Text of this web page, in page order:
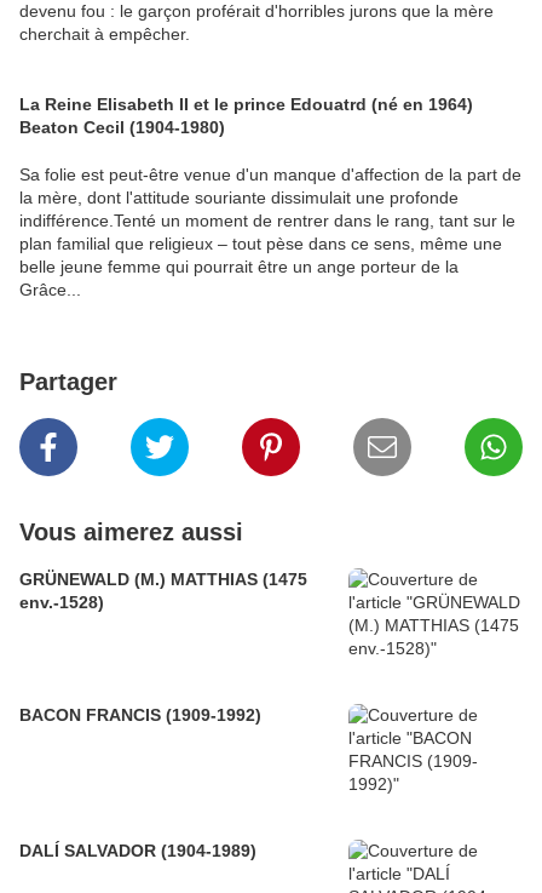
devenu fou : le garçon proférait d'horribles jurons que la mère
cherchait à empêcher.
La Reine Elisabeth II et le prince Edouatrd (né en 1964)
Beaton Cecil (1904-1980)
Sa folie est peut-être venue d'un manque d'affection de la part de
la mère, dont l'attitude souriante dissimulait une profonde
indifférence.Tenté un moment de rentrer dans le rang, tant sur le
plan familial que religieux – tout pèse dans ce sens, même une
belle jeune femme qui pourrait être un ange porteur de la
Grâce...
Partager
Vous aimerez aussi
GRÜNEWALD (M.) MATTHIAS (1475
env.-1528)
BACON FRANCIS (1909-1992)
DALÍ SALVADOR (1904-1989)